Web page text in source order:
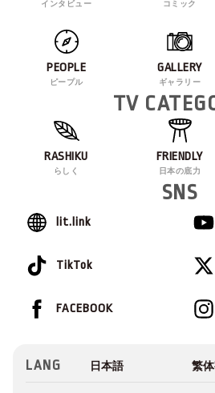
インタビュー コミック
PEOPLE
ピープル
GALLERY
ギャラリー
TV
RASHIKU
らしく
FRIENDLY
日本の底力
SNS
lit.link
TikTok
FACEBOOK
LANG